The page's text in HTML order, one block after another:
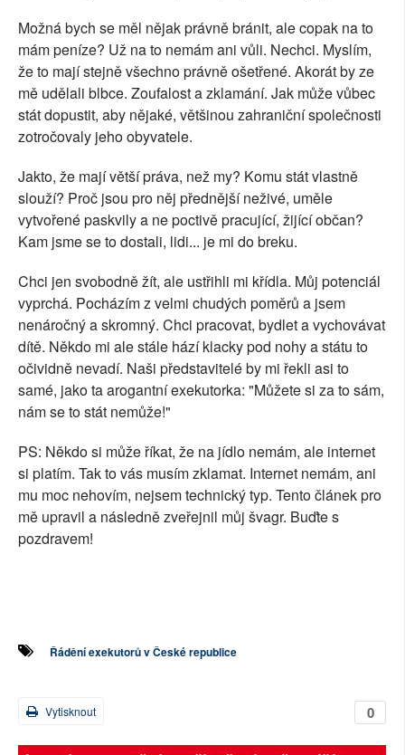
Možná bych se měl nějak právně bránit, ale copak na to
mám peníze? Už na to nemám ani vůli. Nechci. Myslím,
že to mají stejně všechno právně ošetřené. Akorát by ze
mě udělali blbce. Zoufalost a zklamání. Jak může vůbec
stát dopustit, aby nějaké, většinou zahraniční společnosti
zotročovaly jeho obyvatele.
Jakto, že mají větší práva, než my? Komu stát vlastně
slouží? Proč jsou pro něj přednější neživé, uměle
vytvořené paskvily a ne poctivě pracující, žijící občan?
Kam jsme se to dostali, lidi... je mi do breku.
Chci jen svobodně žít, ale ustřihli mi křídla. Můj potenciál
vyprchá. Pocházím z velmi chudých poměrů a jsem
nenáročný a skromný. Chci pracovat, bydlet a vychovávat
dítě. Někdo mi ale stále hází klacky pod nohy a státu to
očividně nevadí. Naši představitelé by mi řekli asi to
samé, jako ta arogantní exekutorka: "Můžete si za to sám,
nám se to stát nemůže!"
PS: Někdo si může říkat, že na jídlo nemám, ale internet
si platím. Tak to vás musím zklamat. Internet nemám, ani
mu moc nehovím, nejsem technický typ. Tento článek pro
mě upravil a následně zveřejnil můj švagr. Buďte s
pozdravem!
Řádění exekutorů v České republice
0
Vytisknout